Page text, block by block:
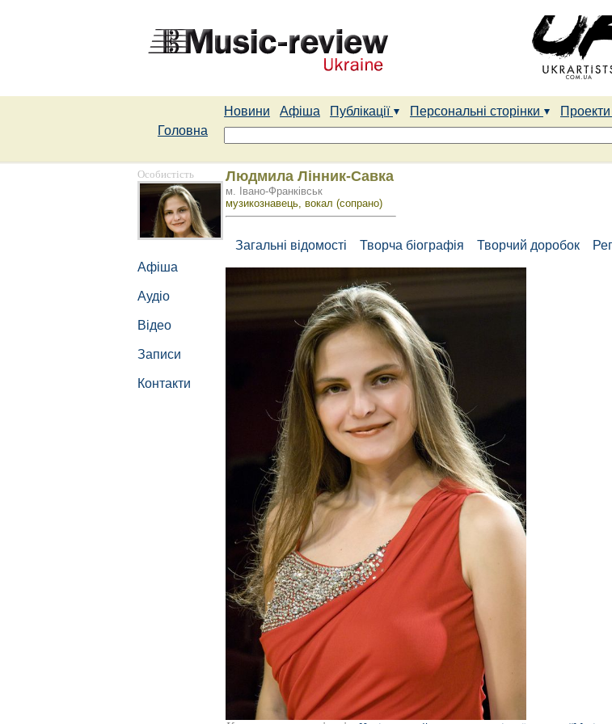
Новини Афіша Публікації Персональні сторінки Проекти
Головна
Особистість
Афіша
Аудіо
Відео
Записи
Контакти
Людмила Лінник-Савка
м. Івано-Франківськ
музикознавець, вокал (сопрано)
Загальні відомості Творча біографія Творчий доробок